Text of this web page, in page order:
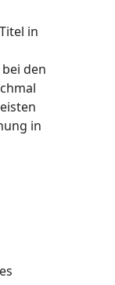
in
den
in